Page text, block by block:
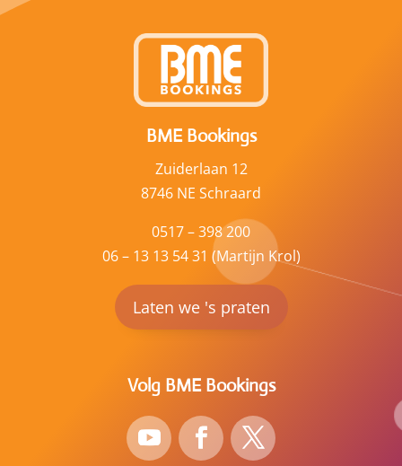
BME Bookings
Zuiderlaan 12
8746 NE Schraard
0517 – 398 200
06 – 13 13 54 31 (Martijn Krol)
Laten we 's praten
Volg BME Bookings